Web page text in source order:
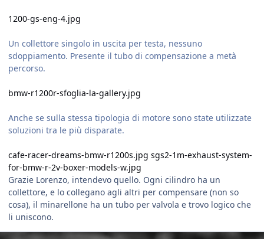
1200-gs-eng-4.jpg
Un collettore singolo in uscita per testa, nessuno
sdoppiamento. Presente il tubo di compensazione a metà
percorso.
bmw-r1200r-sfoglia-la-gallery.jpg
Anche se sulla stessa tipologia di motore sono state utilizzate
soluzioni tra le più disparate.
cafe-racer-dreams-bmw-r1200s.jpg sgs2-1m-exhaust-system-
for-bmw-r-2v-boxer-models-w.jpg
Grazie Lorenzo, intendevo quello. Ogni cilindro ha un
collettore, e lo collegano agli altri per compensare (non so
cosa), il minarellone ha un tubo per valvola e trovo logico che
li uniscono.